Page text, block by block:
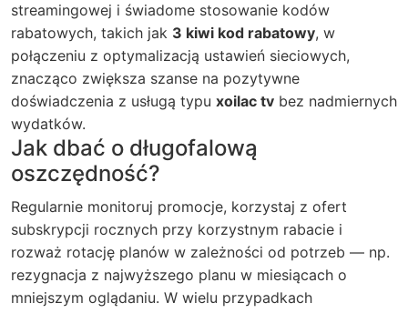
streamingowej i świadome stosowanie kodów
rabatowych, takich jak 3 kiwi kod rabatowy, w
połączeniu z optymalizacją ustawień sieciowych,
znacząco zwiększa szanse na pozytywne
doświadczenia z usługą typu xoilac tv bez nadmiernych
wydatków.
Jak dbać o długofalową
oszczędność?
Regularnie monitoruj promocje, korzystaj z ofert
subskrypcji rocznych przy korzystnym rabacie i
rozważ rotację planów w zależności od potrzeb — np.
rezygnacja z najwyższego planu w miesiącach o
mniejszym oglądaniu. W wielu przypadkach